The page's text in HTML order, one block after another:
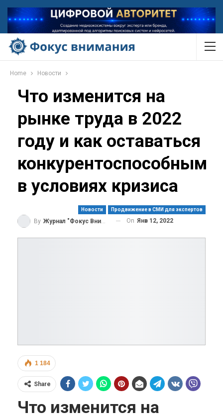
Home Новости
Что изменится на
рынке труда в 2022
году и как оставаться
конкурентоспособным
в условиях кризиса
Новости Продвижение в СМИ для экспертов
By Журнал "Фокус Внимания" On Янв 12, 2022
1 184
Share
Что изменится на